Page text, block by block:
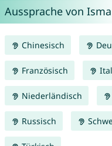
Aussprache von
Chinesisch
Französisch
Niederländisch
Russisch